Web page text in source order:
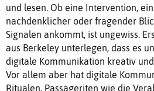
und lesen. Ob eine Intervention,
nachdenklicher oder fragender
Signalen ankommt, ist ungewiss.
aus Berkeley unterlegen, dass es
digitale Kommunikation kreativ
Vor allem aber hat digitale
Ritualen. Passageriten wie die